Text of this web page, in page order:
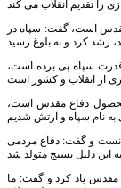
مقدس است، گفت: سپاه در
قدرت سپاه پی برده است،
محصول دفاع مقدس است،
و گفت: دفاع مردمی
مقدس یاد کرد و گفت: ما